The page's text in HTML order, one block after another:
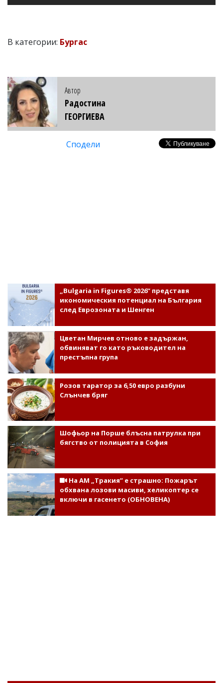
В категории: Бургас
Автор
Радостина
ГЕОРГИЕВА
Сподели
„Bulgaria in Figures® 2026“ представя
икономическия потенциал на България
след Еврозоната и Шенген
Цветан Мирчев отново е задържан,
обвиняват го като ръководител на
престъпна група
Розов таратор за 6,50 евро разбуни
Слънчев бряг
Шофьор на Порше блъсна патрулка при
бягство от полицията в София
На АМ „Тракия” е страшно: Пожарът
обхвана лозови масиви, хеликоптер се
включи в гасенето (ОБНОВЕНА)